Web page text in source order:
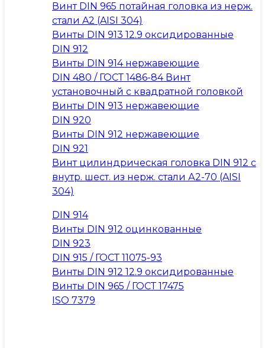
Винт DIN 965 потайная головка из нерж.
стали A2 (AISI 304)
Винты DIN 913 12.9 оксидированные
DIN 912
Винты DIN 914 нержавеющие
DIN 480 / ГОСТ 1486-84 Винт
установочный с квадратной головкой
Винты DIN 913 нержавеющие
DIN 920
Винты DIN 912 нержавеющие
DIN 921
Винт цилиндрическая головка DIN 912 с
внутр. шест. из нерж. стали А2-70 (AISI
304)
DIN 914
Винты DIN 912 оцинкованные
DIN 923
DIN 915 / ГОСТ 11075-93
Винты DIN 912 12.9 оксидированные
Винты DIN 965 / ГОСТ 17475
ISO 7379